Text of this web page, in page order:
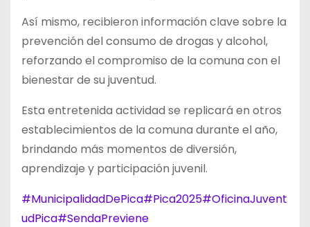
Así mismo, recibieron información clave sobre la
prevención del consumo de drogas y alcohol,
reforzando el compromiso de la comuna con el
bienestar de su juventud.
Esta entretenida actividad se replicará en otros
establecimientos de la comuna durante el año,
brindando más momentos de diversión,
aprendizaje y participación juvenil.
#MunicipalidadDePica#Pica2025#OficinaJuvent
udPica#SendaPreviene